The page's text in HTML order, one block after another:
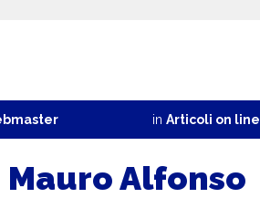
in Articoli on line
Alfonso